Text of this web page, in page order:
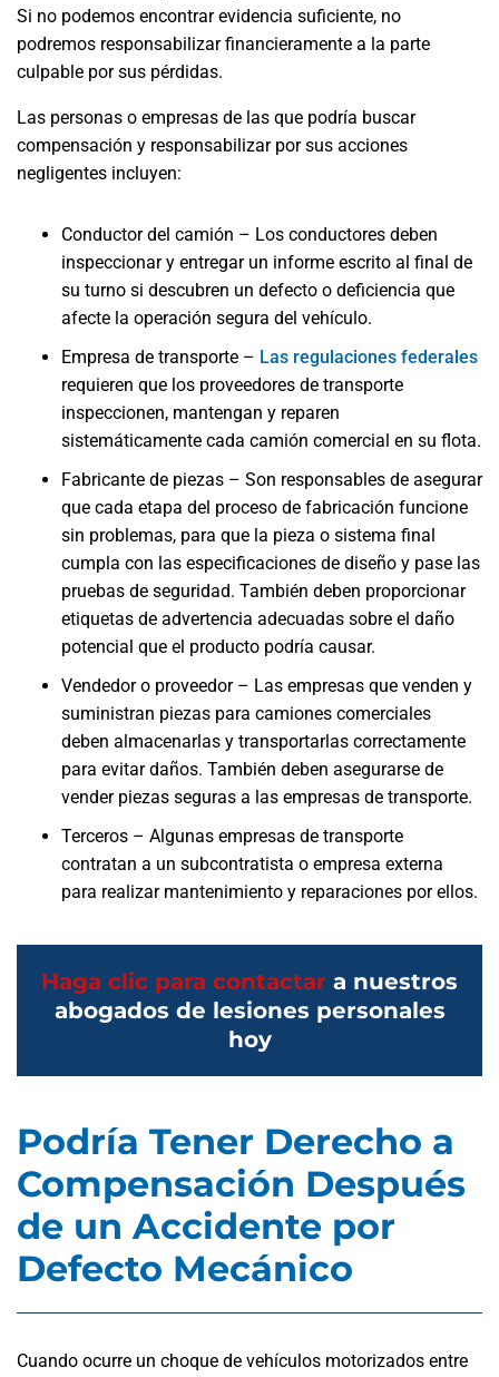
Si no podemos encontrar evidencia suficiente, no
podremos responsabilizar financieramente a la parte
culpable por sus pérdidas.
Las personas o empresas de las que podría buscar
compensación y responsabilizar por sus acciones
negligentes incluyen:
Conductor del camión – Los conductores deben
inspeccionar y entregar un informe escrito al final de
su turno si descubren un defecto o deficiencia que
afecte la operación segura del vehículo.
Empresa de transporte – Las regulaciones federales
requieren que los proveedores de transporte
inspeccionen, mantengan y reparen
sistemáticamente cada camión comercial en su flota.
Fabricante de piezas – Son responsables de asegurar
que cada etapa del proceso de fabricación funcione
sin problemas, para que la pieza o sistema final
cumpla con las especificaciones de diseño y pase las
pruebas de seguridad. También deben proporcionar
etiquetas de advertencia adecuadas sobre el daño
potencial que el producto podría causar.
Vendedor o proveedor – Las empresas que venden y
suministran piezas para camiones comerciales
deben almacenarlas y transportarlas correctamente
para evitar daños. También deben asegurarse de
vender piezas seguras a las empresas de transporte.
Terceros – Algunas empresas de transporte
contratan a un subcontratista o empresa externa
para realizar mantenimiento y reparaciones por ellos.
Haga clic para contactar a nuestros
abogados de lesiones personales
hoy
Podría Tener Derecho a
Compensación Después
de un Accidente por
Defecto Mecánico
Cuando ocurre un choque de vehículos motorizados entre